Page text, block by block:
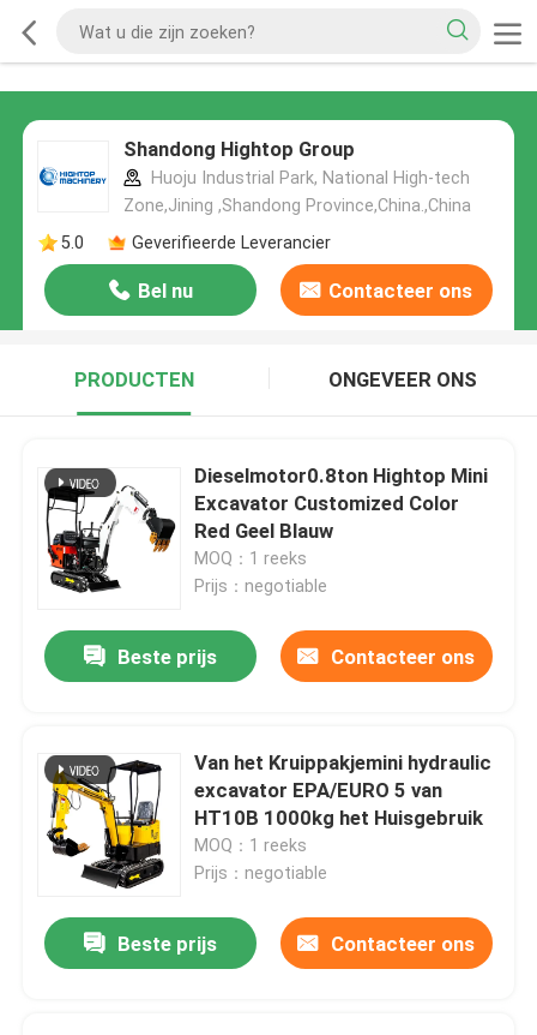
Shandong Hightop Group
Huoju Industrial Park, National High-tech
Zone,Jining ,Shandong Province,China.,China
5.0
Geverifieerde Leverancier
Bel nu Contacteer ons
PRODUCTEN ONGEVEER ONS
Dieselmotor0.8ton Hightop Mini
Excavator Customized Color
Red Geel Blauw
MOQ：1 reeks
Prijs：negotiable
Beste prijs Contacteer ons
Van het Kruippakjemini hydraulic
excavator EPA/EURO 5 van
HT10B 1000kg het Huisgebruik
MOQ：1 reeks
Prijs：negotiable
Beste prijs Contacteer ons